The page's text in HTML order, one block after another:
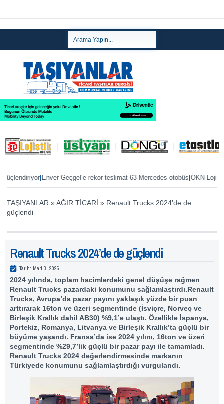
|Enver Geçgel’e rekor teslimat 63 Mercedes otobüs|ÖKN Lojistik’e
TAŞIYANLAR »AĞIR TİCARİ » Renault Trucks 2024’de de
güçlendi
Renault Trucks 2024’de de güçlendi
Tarih: Mart 3, 2025
2024 yılında, toplam hacimlerdeki genel düşüşe rağmen
Renault Trucks pazardaki konumunu sağlamlaştırdı.Renault
Trucks, Avrupa’da pazar payını yaklaşık yüzde bir puan
arttırarak 16ton ve üzeri segmentinde (İsviçre, Norveç ve
Birleşik Krallık dahil AB30) %9,1’e ulaştı. Özellikle İspanya,
Portekiz, Romanya, Litvanya ve Birleşik Krallık’ta güçlü bir
büyüme yaşandı. Fransa’da ise 2024 yılını, 16ton ve üzeri
segmentinde %29,7’lik güçlü bir pazar payı ile tamamladı.
Renault Trucks 2024 değerlendirmesinde markanın
Türkiyede konumunu sağlamlaştırdığı vurgulandı.